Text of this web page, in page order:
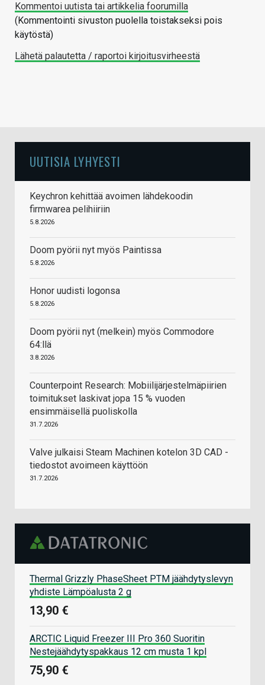
Kommentoi uutista tai artikkelia foorumilla
(Kommentointi sivuston puolella toistakseksi pois
käytöstä)
Lähetä palautetta / raportoi kirjoitusvirheestä
UUTISIA LYHYESTI
Keychron kehittää avoimen lähdekoodin
firmwarea pelihiiriin
5.8.2026
Doom pyörii nyt myös Paintissa
5.8.2026
Honor uudisti logonsa
5.8.2026
Doom pyörii nyt (melkein) myös Commodore
64:llä
3.8.2026
Counterpoint Research: Mobiilijärjestelmäpiirien
toimitukset laskivat jopa 15 % vuoden
ensimmäisellä puoliskolla
31.7.2026
Valve julkaisi Steam Machinen kotelon 3D CAD -
tiedostot avoimeen käyttöön
31.7.2026
Thermal Grizzly PhaseSheet PTM jäähdytyslevyn
yhdiste Lämpöalusta 2 g
13,90 €
ARCTIC Liquid Freezer III Pro 360 Suoritin
Nestejäähdytyspakkaus 12 cm musta 1 kpl
75,90 €